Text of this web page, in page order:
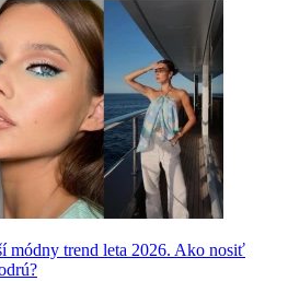
módny trend leta 2026. Ako nosiť